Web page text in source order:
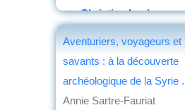
parChristian Lochon
Aventuriers, voyageurs et
savants : à la découverte
archéologique de la Syrie
Annie Sartre-Fauriat